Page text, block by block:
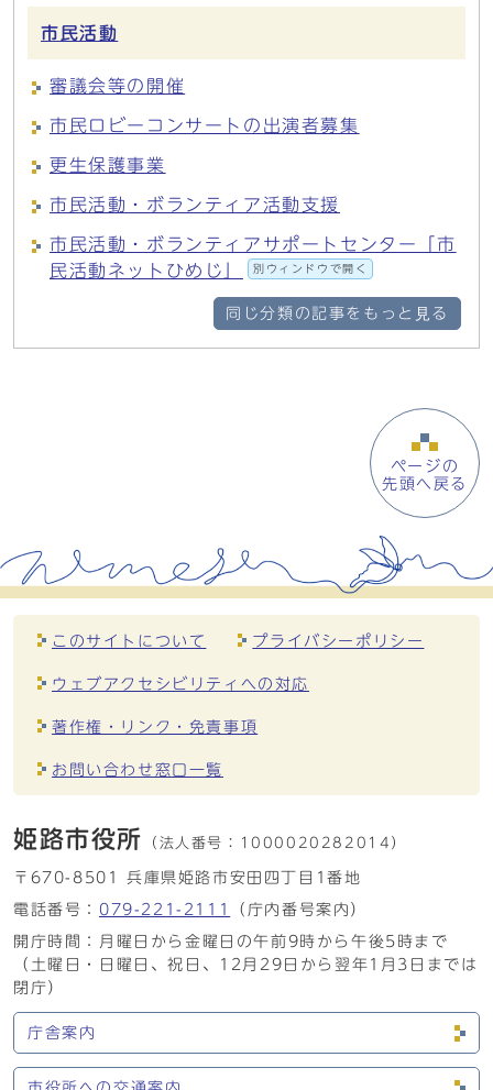
市民活動
審議会等の開催
市民ロビーコンサートの出演者募集
更生保護事業
市民活動・ボランティア活動支援
市民活動・ボランティアサポートセンター「市
民活動ネットひめじ」
別ウィンドウで開く
同じ分類の記事をもっと見る
ページの
先頭へ戻る
このサイトについて プライバシーポリシー
ウェブアクセシビリティへの対応
著作権・リンク・免責事項
お問い合わせ窓口一覧
姫路市役所 （法人番号： 1000020282014）
〒670-8501 兵庫県姫路市安田四丁目1番地
電話番号： 079-221-2111
（庁内番号案内）
開庁時間：月曜日から金曜日の午前9時から午後5時まで
（土曜日・日曜日、祝日、12月29日から翌年1月3日までは
閉庁）
庁舎案内